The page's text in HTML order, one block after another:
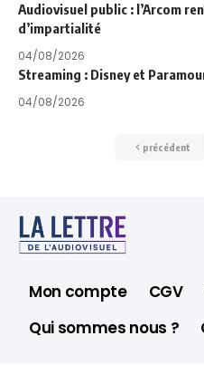
Audiovisuel public : l’Arcom
d’impartialité
04/08/2026
Streaming : Disney et
04/08/2026
précédent
Mon compte CGV
Qui sommes nous ?